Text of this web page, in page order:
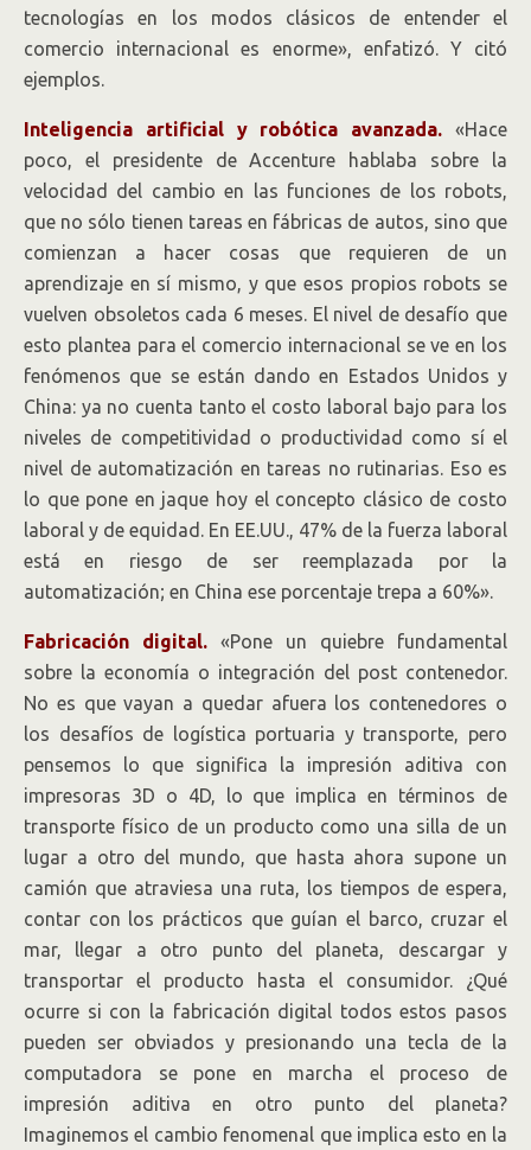
tecnologías en los modos clásicos de entender el
comercio internacional es enorme», enfatizó. Y citó
ejemplos.
Inteligencia artificial y robótica avanzada. «Hace
poco, el presidente de Accenture hablaba sobre la
velocidad del cambio en las funciones de los robots,
que no sólo tienen tareas en fábricas de autos, sino que
comienzan a hacer cosas que requieren de un
aprendizaje en sí mismo, y que esos propios robots se
vuelven obsoletos cada 6 meses. El nivel de desafío que
esto plantea para el comercio internacional se ve en los
fenómenos que se están dando en Estados Unidos y
China: ya no cuenta tanto el costo laboral bajo para los
niveles de competitividad o productividad como sí el
nivel de automatización en tareas no rutinarias. Eso es
lo que pone en jaque hoy el concepto clásico de costo
laboral y de equidad. En EE.UU., 47% de la fuerza laboral
está en riesgo de ser reemplazada por la
automatización; en China ese porcentaje trepa a 60%».
Fabricación digital. «Pone un quiebre fundamental
sobre la economía o integración del post contenedor.
No es que vayan a quedar afuera los contenedores o
los desafíos de logística portuaria y transporte, pero
pensemos lo que significa la impresión aditiva con
impresoras 3D o 4D, lo que implica en términos de
transporte físico de un producto como una silla de un
lugar a otro del mundo, que hasta ahora supone un
camión que atraviesa una ruta, los tiempos de espera,
contar con los prácticos que guían el barco, cruzar el
mar, llegar a otro punto del planeta, descargar y
transportar el producto hasta el consumidor. ¿Qué
ocurre si con la fabricación digital todos estos pasos
pueden ser obviados y presionando una tecla de la
computadora se pone en marcha el proceso de
impresión aditiva en otro punto del planeta?
Imaginemos el cambio fenomenal que implica esto en la